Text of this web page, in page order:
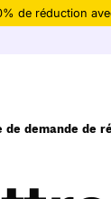
de réduction
demande de